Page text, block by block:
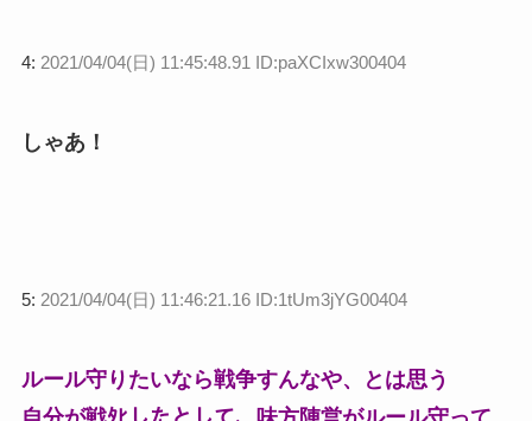
4: 2021/04/04(日) 11:45:48.91 ID:paXCIxw300404
しゃあ！
5: 2021/04/04(日) 11:46:21.16 ID:1tUm3jYG00404
ルール守りたいなら戦争すんなや、とは思う